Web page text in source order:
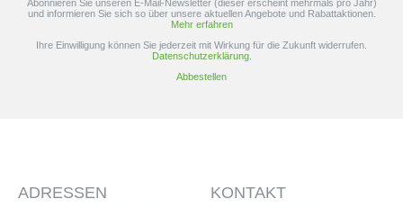
Abonnieren Sie unseren E-Mail-Newsletter (dieser erscheint mehrmals pro Jahr)
und informieren Sie sich so über unsere aktuellen Angebote und Rabattaktionen.
Mehr erfahren
Ihre Einwilligung können Sie jederzeit mit Wirkung für die Zukunft widerrufen.
Datenschutzerklärung.
Abbestellen
KONTAKT
ADRESSEN